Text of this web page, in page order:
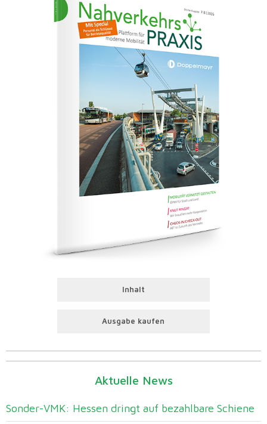
Inhalt
Ausgabe kaufen
Aktuelle News
Sonder-VMK: Hessen dringt auf bezahlbare Schiene